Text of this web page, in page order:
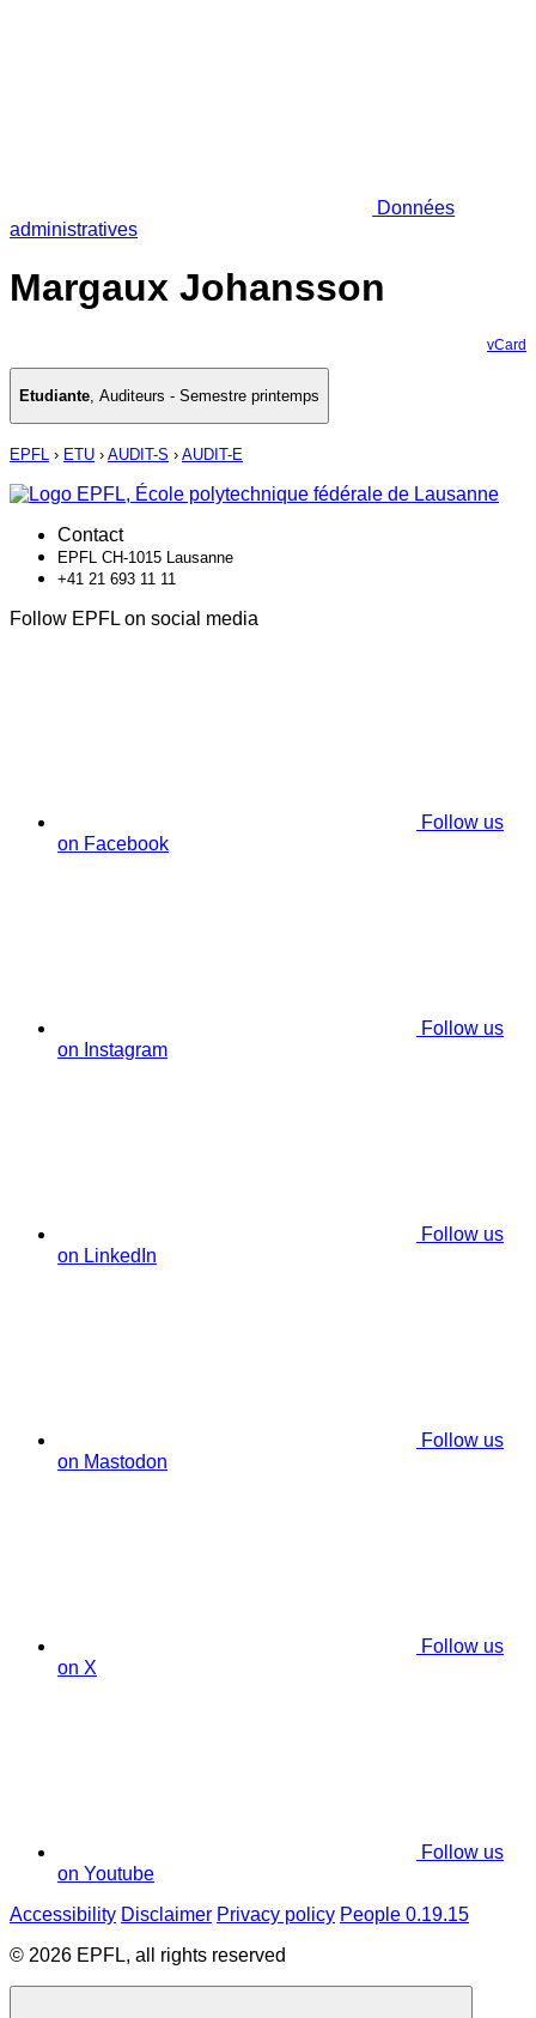
Données
administratives
Margaux Johansson
vCard
Etudiante, Auditeurs - Semestre printemps
EPFL › ETU › AUDIT-S › AUDIT-E
Contact
EPFL CH-1015 Lausanne
+41 21 693 11 11
Follow EPFL on social media
Follow us
on Facebook
Follow us
on Instagram
Follow us
on LinkedIn
Follow us
on Mastodon
Follow us
on X
Follow us
on Youtube
Accessibility Disclaimer Privacy policy People 0.19.15
© 2026 EPFL, all rights reserved